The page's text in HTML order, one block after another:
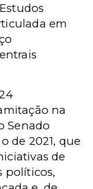
em
na
Senado
de 2021, que
de
políticos,